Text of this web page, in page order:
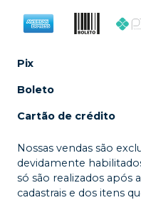
Pix
Boleto
Cartão de crédito
Nossas vendas são
devidamente
só são realizados após
cadastrais e dos itens